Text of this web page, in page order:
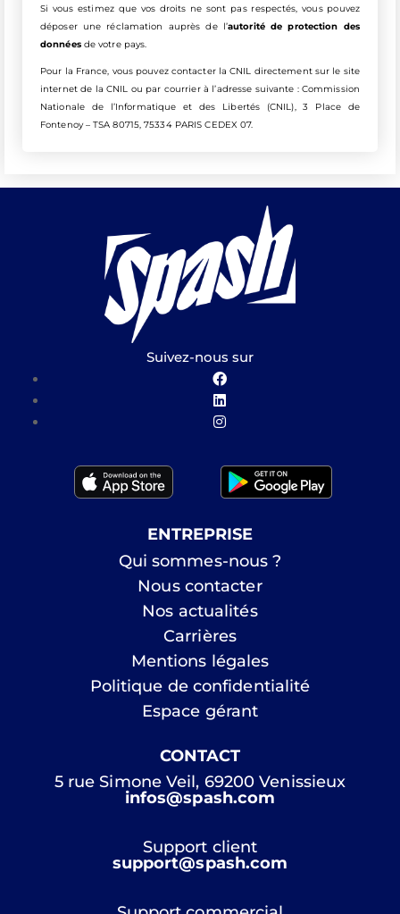
Si vous estimez que vos droits ne sont pas respectés, vous pouvez
déposer une réclamation auprès de l’autorité de protection des
donnéesde votre pays.
Pour la France, vous pouvez contacter la CNIL directement sur le site
internet de la CNIL ou par courrier à l’adresse suivante : Commission
Nationale de l’Informatique et des Libertés (CNIL), 3 Place de
Fontenoy – TSA 80715, 75334 PARIS CEDEX 07.
Suivez-nous sur
ENTREPRISE
Qui sommes-nous ?
Nous contacter
Nos actualités
Carrières
Mentions légales
Politique de confidentialité
Espace gérant
CONTACT
5 rue Simone Veil, 69200 Venissieux
infos@spash.com
Support client
support@spash.com